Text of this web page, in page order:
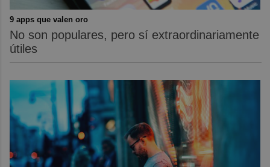
9 apps que valen oro
No son populares, pero sí extraordinariamente
útiles